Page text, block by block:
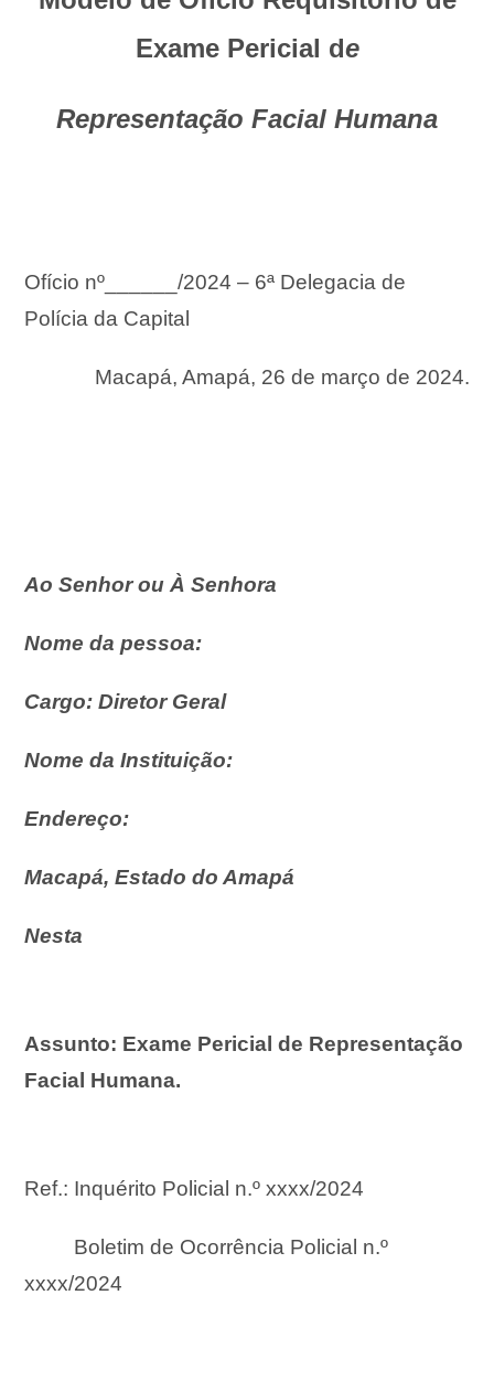
Exame Pericial de
Representação Facial Humana
Ofício nº______/2024 – 6ª Delegacia de
Polícia da Capital
Macapá, Amapá, 26 de março de 2024.
Ao Senhor ou À Senhora
Nome da pessoa:
Cargo: Diretor Geral
Nome da Instituição:
Endereço:
Macapá, Estado do Amapá
Nesta
Assunto: Exame Pericial de Representação
Facial Humana.
Ref.: Inquérito Policial n.º xxxx/2024
Boletim de Ocorrência Policial n.º
xxxx/2024